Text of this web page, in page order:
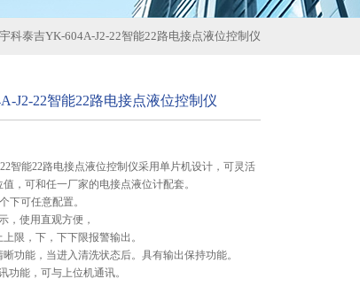
科泰吉YK-604A-J2-22智能22路电接点液位控制仪
J2-22智能22路电接点液位控制仪
智能22路电接点液位控制仪采用单片机设计，可灵活
，可和任一厂家的电接点液位计配套。
下可任意配置。
，使用直观方便，
限，下，下下限报警输出。
功能，当进入清洗状态后。具有输出保持功能。
功能，可与上位机通讯。